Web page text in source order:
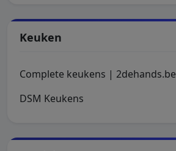
Keuken
Complete keukens | 2dehands.be
DSM Keukens